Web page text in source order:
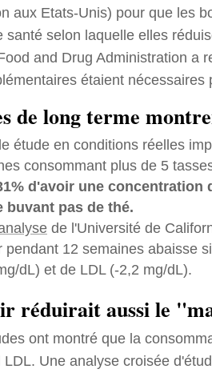
aux Etats-Unis) pour que les
santé selon laquelle elles
and Drug Administration a
étaient
de long terme
étude en conditions réelles
consommant plus de 5
d'avoir une concentration
buvant pas de thé.
de l'Université de
pendant 12 semaines abaisse
dL) et de LDL (-2,2 mg/dL).
réduirait aussi le
ont montré que la
LDL. Une analyse croisée